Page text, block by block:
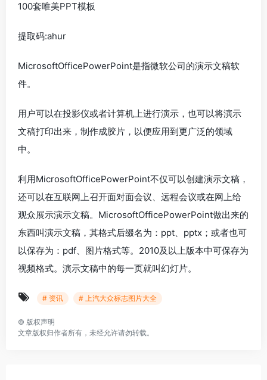
100套唯美PPT模板
提取码:ahur
MicrosoftOfficePowerPoint是指微软公司的演示文稿软
件。
用户可以在投影仪或者计算机上进行演示，也可以将演示
文稿打印出来，制作成胶片，以便应用到更广泛的领域
中。
利用MicrosoftOfficePowerPoint不仅可以创建演示文稿，
还可以在互联网上召开面对面会议、远程会议或在网上给
观众展示演示文稿。MicrosoftOfficePowerPoint做出来的
东西叫演示文稿，其格式后缀名为：ppt、pptx；或者也可
以保存为：pdf、图片格式等。2010及以上版本中可保存为
视频格式。演示文稿中的每一页就叫幻灯片。
# 资讯 # 上汽大众标志图片大全
© 版权声明
文章版权归作者所有，未经允许请勿转载。